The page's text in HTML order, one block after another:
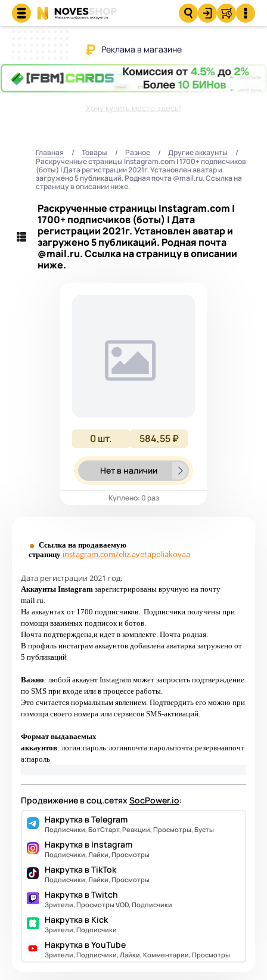
Реклама в магазине
Хочу купить место здесь!
Главная Товары Разное
Другие аккаунты
Раскрученные страницы Instagram.com | 1700+ подписчиков
(боты) | Дата регистрации 2021г. Установлен аватар и
загружено 5 публикаций. Родная почта @mail.ru. Ссылка на
страницу в описании ниже.
Раскрученные страницы Instagram.com |
1700+ подписчиков (боты) | Дата
регистрации 2021г. Установлен аватар и
загружено 5 публикаций. Родная почта
@mail.ru. Ссылка на страницу в описании
ниже.
0шт. 584,55 ₽
Нет в наличии
Куплено: 0 раз
Ссылка на продаваемую
страницу instagram.com/eliz.avetapoliakovaa
Дата регистрации 2021 год.
Аккаунты Instagram зарегистрированы вручную на почту
mail.ru.
На аккаунтах от 1700 подписчиков. Подписчики получены при
помощи взаимных подписок и ботов.
Почта подтверждена,и идет в комплекте. Почта родная.
В профиль инстаграм аккаунтов добавлена аватарка загружено от
5 публикаций
Важно: любой аккаунт Instagram может запросить подтверждение
по SMS при входе или в процессе работы.
Это считается нормальным явлением. Подтвердить его можно при
помощи своего номера или сервисов SMS-активаций.
Формат выдаваемых
аккаунтов: логин:пароль:логинпочта:парольпочта:резервнаяпочт
а:пароль
Продвижение в соц.сетяхSocPower.io:
Накрутка в Telegram
Подписчики, БотСтарт, Реакции, Просмотры, Бусты
Накрутка в Instagram
Подписчики, Лайки, Просмотры
Накрутка в TikTok
Подписчики, Лайки, Просмотры
Накрутка в Twitch
Зрители, Просмотры VOD, Подписчики
Накрутка в Kick
Зрители, Подписчики
Накрутка в YouTube
Зрители, Подписчики, Лайки, Комментарии, Просмотры